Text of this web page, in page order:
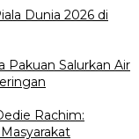
Dunia 2026 di
Pakuan Salurkan Air
Rachim: